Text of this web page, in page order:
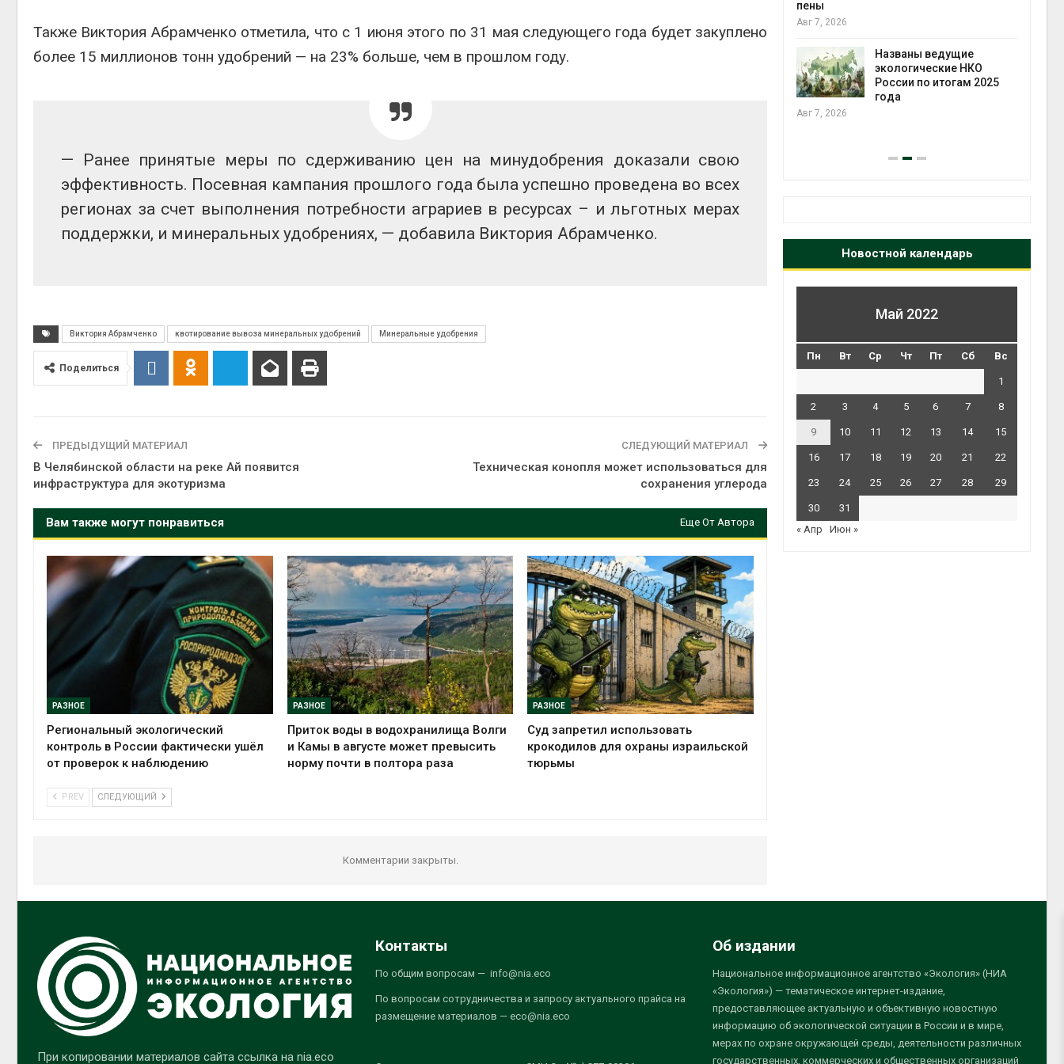
Также Виктория Абрамченко отметила, что с 1 июня этого по 31 мая следующего года будет закуплено
более 15 миллионов тонн удобрений — на 23% больше, чем в прошлом году.
— Ранее принятые меры по сдерживанию цен на минудобрения доказали свою
эффективность. Посевная кампания прошлого года была успешно проведена во всех
регионах за счет выполнения потребности аграриев в ресурсах – и льготных мерах
поддержки, и минеральных удобрениях, — добавила Виктория Абрамченко.
Виктория Абрамченко квотирование вывоза минеральных удобрений Минеральные удобрения
Поделиться
ПРЕДЫДУЩИЙ МАТЕРИАЛ
В Челябинской области на реке Ай появится
инфраструктура для экотуризма
СЛЕДУЮЩИЙ МАТЕРИАЛ
Техническая конопля может использоваться для
сохранения углерода
Вам также могут понравиться Еще От Автора
РАЗНОЕ
Региональный экологический
контроль в России фактически ушёл
от проверок к наблюдению
РАЗНОЕ
Приток воды в водохранилища Волги
и Камы в августе может превысить
норму почти в полтора раза
РАЗНОЕ
Суд запретил использовать
крокодилов для охраны израильской
тюрьмы
PREV СЛЕДУЮЩИЙ
Комментарии закрыты.
пресной воды
Авг 6, 2026
эвакуировали более 140
тыс. человек
роста ущерба от пожаров
пены
Авг 7, 2026
Названы ведущие
экологические НКО
России по итогам 2025
года
Авг 7, 2026
Новостной календарь
Май 2022
Пн Вт Ср Чт Пт Сб Вс
1
2 3 4 5 6 7 8
9 10 11 12 13 14 15
16 17 18 19 20 21 22
23 24 25 26 27 28 29
30
31
« Апр
Июн »
При копировании материалов сайта ссылка на nia.eco
Контакты
По общим вопросам — info@nia.eco
По вопросам сотрудничества и запросу актуального прайса на
размещение материалов — eco@nia.eco
Об издании
Национальное информационное агентство «Экология» (НИА
«Экология») — тематическое интернет-издание,
предоставляющее актуальную и объективную новостную
информацию об экологической ситуации в России и в мире,
мерах по охране окружающей среды, деятельности различных
государственных, коммерческих и общественных организаций